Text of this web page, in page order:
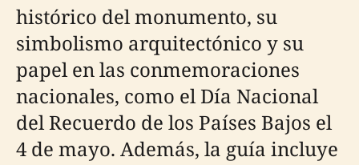
histórico del monumento, su
simbolismo arquitectónico y su
papel en las conmemoraciones
nacionales, como el Día Nacional
del Recuerdo de los Países Bajos el
4 de mayo. Además, la guía incluye